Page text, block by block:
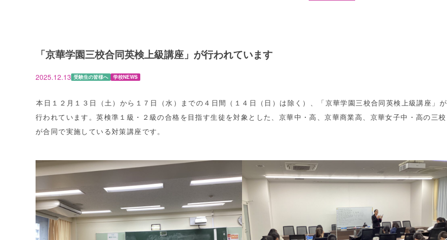
「京華学園三校合同英検上級講座」が行われています
2025.12.13 受験生の皆様へ 学校NEWS
本日１２月１３日（土）から１７日（水）までの４日間（１４日（日）は除く）、「京華学園三校合同英検上級講座」が
行われています。英検準１級・２級の合格を目指す生徒を対象とした、京華中・高、京華商業高、京華女子中・高の三校
が合同で実施している対策講座です。